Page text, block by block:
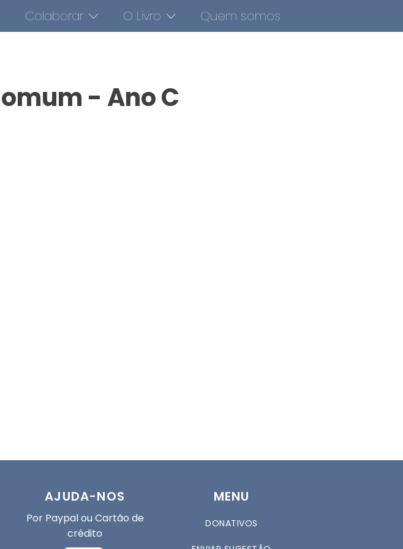
Colaborar O Livro Quem somos
- Ano C
AJUDA-NOS
Por Paypal ou Cartão de
crédito
MENU
DONATIVOS